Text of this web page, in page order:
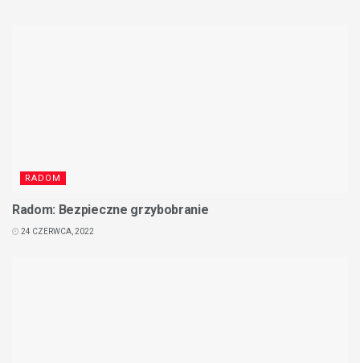
RADOM
Radom: Bezpieczne grzybobranie
24 CZERWCA, 2022